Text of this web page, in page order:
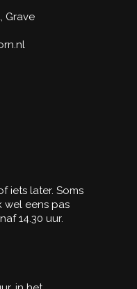
Grave
iets later. Soms
wel eens pas
14.30 uur.